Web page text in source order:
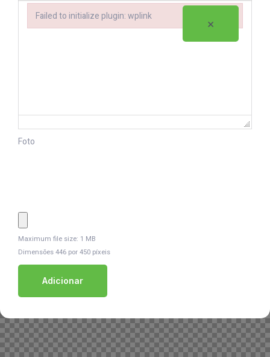
Foto
Maximum file size: 1 MB
Dimensões 446 por 450 píxeis
Adicionar
Failed to initialize plugin: wplink
×
Failed to initialize plugin: wplink